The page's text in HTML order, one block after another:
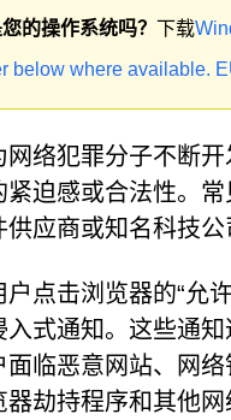
的操作系统吗？ 下载
below where available.
络犯罪分子不断
迫感或合法性。
应商或知名科技公
点击浏览器的“允
式通知。这些通
临恶意网站、网
劫持程序和其他网